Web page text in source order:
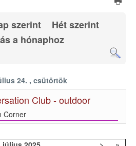
szerint
Hét szerint
a hónaphoz
24. , csütörtök
Club - outdoor
Corner